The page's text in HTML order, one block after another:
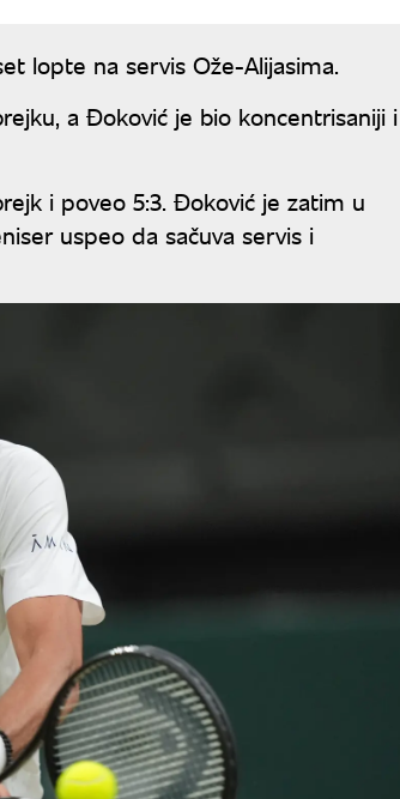
lopte na servis Ože-Alijasima.
a Đoković je bio koncentrisaniji i
i poveo 5:3. Đoković je zatim u
uspeo da sačuva servis i